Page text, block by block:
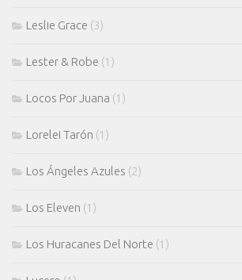
Leslie Grace (3)
Lester & Robe (1)
Locos Por Juana (1)
Lorelei Tarón (1)
Los Ángeles Azules (2)
Los Eleven (1)
Los Huracanes Del Norte (1)